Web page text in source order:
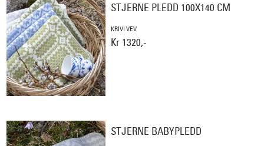
STJERNE PLEDD 100X140 CM
KRIVI VEV
Kr 1320,-
STJERNE BABYPLEDD